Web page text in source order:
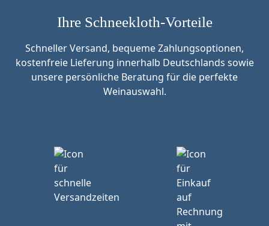
Ihre Schneekloth-Vorteile
Schneller Versand, bequeme Zahlungsoptionen,
kostenfreie Lieferung innerhalb Deutschlands sowie
unsere persönliche Beratung für die perfekte
Weinauswahl.